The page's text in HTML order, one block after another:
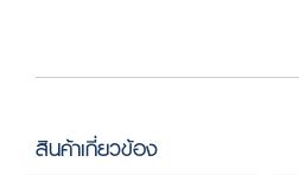
สินค้าเกี่ยวข้อง